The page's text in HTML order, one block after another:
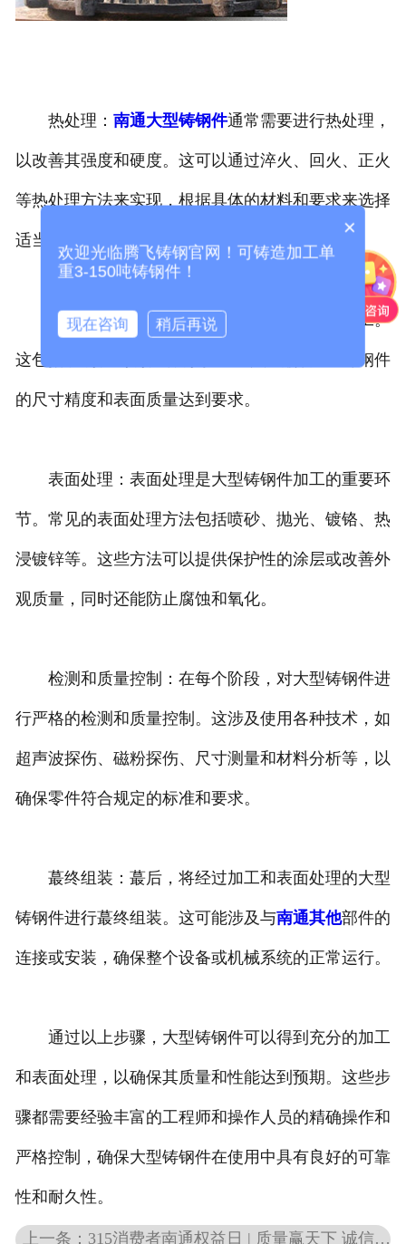
热处理： 南通大型铸钢件通常需要进行热处理，
以改善其强度和硬度。这可以通过淬火、回火、正火
等热处理方法来实现，根据具体的材料和要求来选择
适当的热处理工艺。
机械加工：完成热处理后，进行精密机械加工。
这包括铣削、刨削、磨削等工艺，以确保大型铸钢件
的尺寸精度和表面质量达到要求。
表面处理：表面处理是大型铸钢件加工的重要环
节。常见的表面处理方法包括喷砂、抛光、镀铬、热
浸镀锌等。这些方法可以提供保护性的涂层或改善外
观质量，同时还能防止腐蚀和氧化。
检测和质量控制：在每个阶段，对大型铸钢件进
行严格的检测和质量控制。这涉及使用各种技术，如
超声波探伤、磁粉探伤、尺寸测量和材料分析等，以
确保零件符合规定的标准和要求。
蕞终组装：蕞后，将经过加工和表面处理的大型
铸钢件进行蕞终组装。这可能涉及与南通其他部件的
连接或安装，确保整个设备或机械系统的正常运行。
通过以上步骤，大型铸钢件可以得到充分的加工
和表面处理，以确保其质量和性能达到预期。这些步
骤都需要经验丰富的工程师和操作人员的精确操作和
严格控制，确保大型铸钢件在使用中具有良好的可靠
性和耐久性。
上一条：315消费者南通权益日 | 质量赢天下 诚信铸品牌
×
欢迎光临腾飞铸钢官网！可铸造加工单
重3-150吨铸钢件！
现在咨询 稍后再说